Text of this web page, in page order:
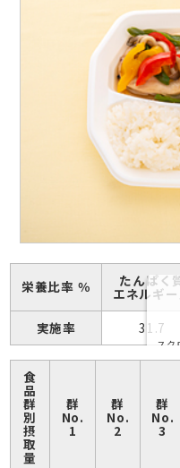
栄養比率 ％ たんぱく
エネルギ
実施率
31.7
スク
食
品
群
別
摂
取
量
群
No.
1
群
No.
2
群
No.
3